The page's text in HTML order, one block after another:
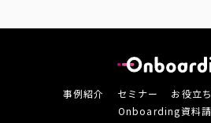
事例紹介 セミナー お役立
Onboarding資料